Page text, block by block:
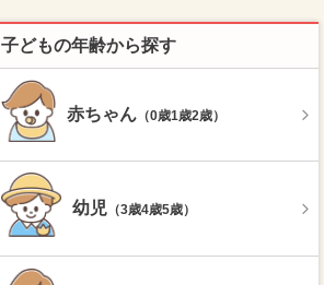
子どもの年齢から探す
赤ちゃん （0歳1歳2歳）
幼児 （3歳4歳5歳）